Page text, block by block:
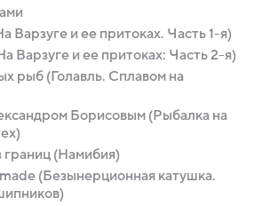
Варзуге и ее притоках. Часть 1-я)
Варзуге и ее притоках: Часть 2-я)
рыб (Голавль. Сплавом на
Борисовым (Рыбалка на
границ (Намибия)
(Безынерционная катушка.